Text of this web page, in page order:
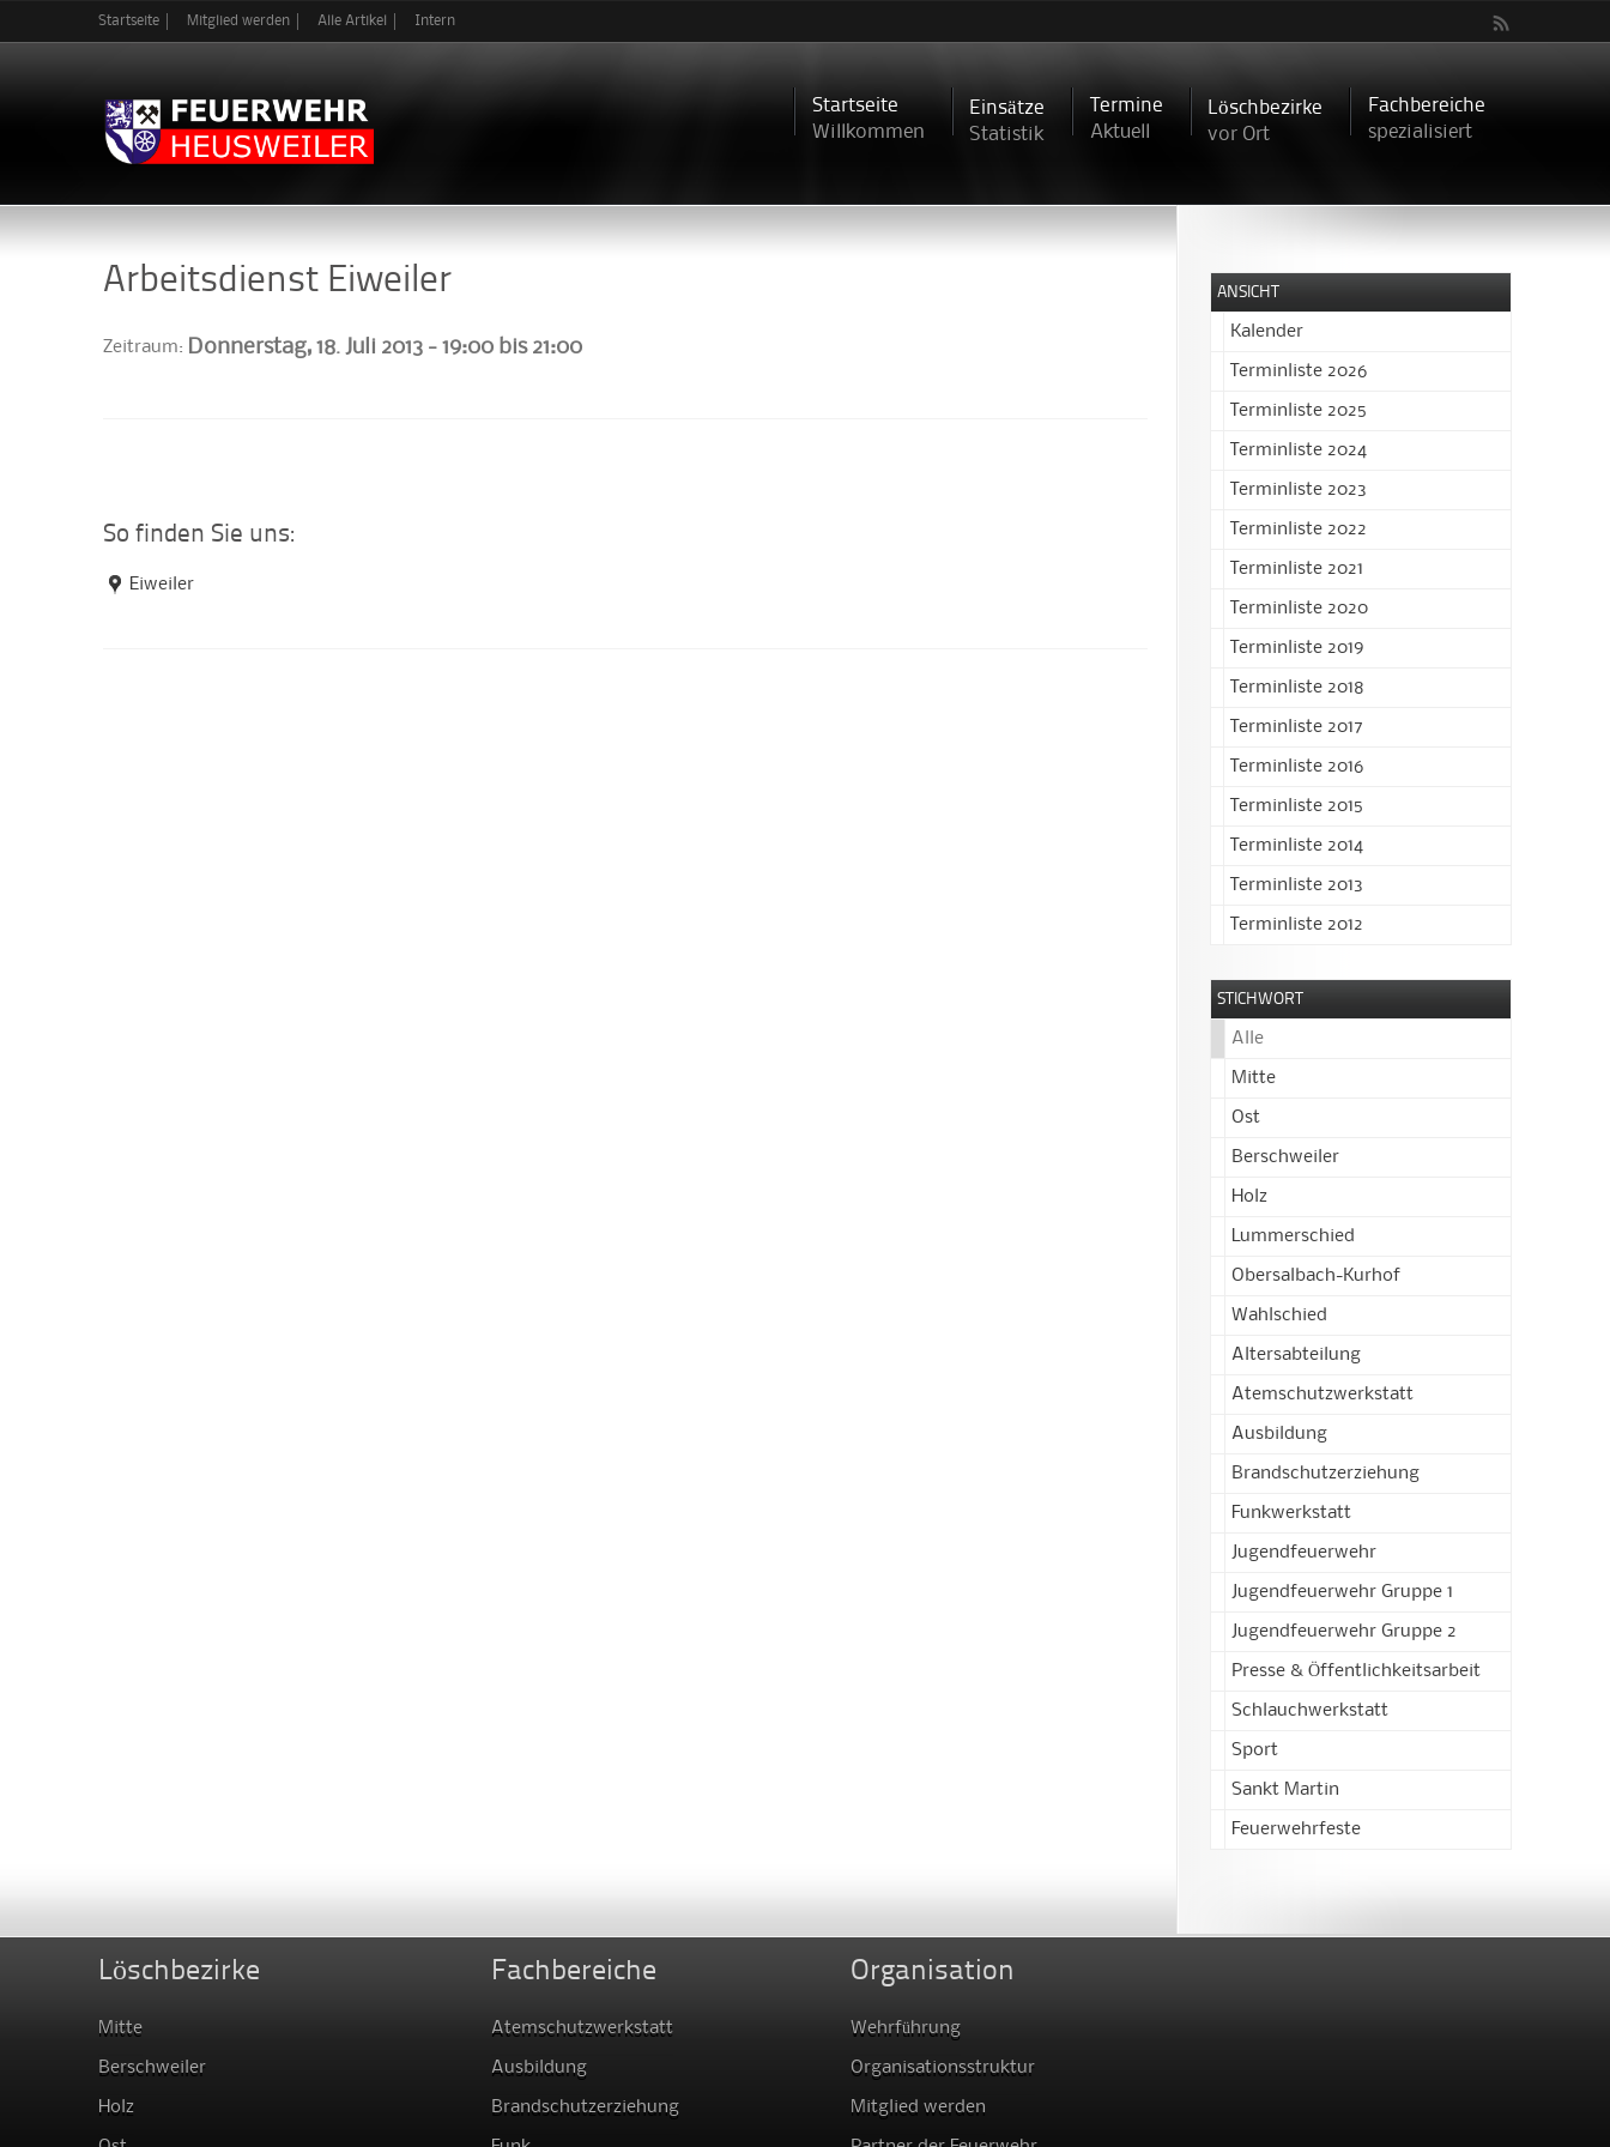
zum
Startseite Mitglied werden Alle Artikel Intern
Startseite
Willkommen
Einsätze
Statistik
Termine
Aktuell
Löschbezirke
vor Ort
Fachbereiche
spezialisiert
Arbeitsdienst Eiweiler
Zeitraum: Donnerstag, 18. Juli 2013 -19:00 bis 21:00
So finden Sie uns:
Eiweiler
ANSICHT
Kalender
Terminliste 2026
Terminliste 2025
Terminliste 2024
Terminliste 2023
Terminliste 2022
Terminliste 2021
Terminliste 2020
Terminliste 2019
Terminliste 2018
Terminliste 2017
Terminliste 2016
Terminliste 2015
Terminliste 2014
Terminliste 2013
Terminliste 2012
STICHWORT
Alle
Mitte
Ost
Berschweiler
Holz
Lummerschied
Obersalbach-Kurhof
Wahlschied
Altersabteilung
Atemschutzwerkstatt
Ausbildung
Brandschutzerziehung
Funkwerkstatt
Jugendfeuerwehr
Jugendfeuerwehr Gruppe 1
Jugendfeuerwehr Gruppe 2
Presse & Öffentlichkeitsarbeit
Schlauchwerkstatt
Sport
Sankt Martin
Feuerwehrfeste
Löschbezirke
Mitte
Berschweiler
Holz
Fachbereiche
Atemschutzwerkstatt
Ausbildung
Brandschutzerziehung
Organisation
Wehrführung
Organisationsstruktur
Mitglied werden